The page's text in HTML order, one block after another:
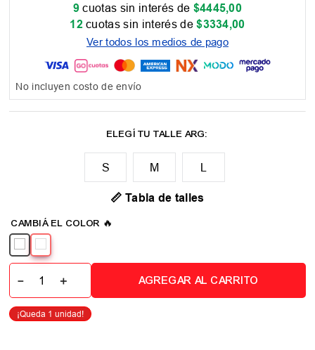
9 cuotas sin interés de $4445,00
12 cuotas sin interés de$3334,00
Ver todos los medios de pago
No incluyen costo de envío
M
📏 Tabla de talles
＋
－ AGREGAR AL CARRITO